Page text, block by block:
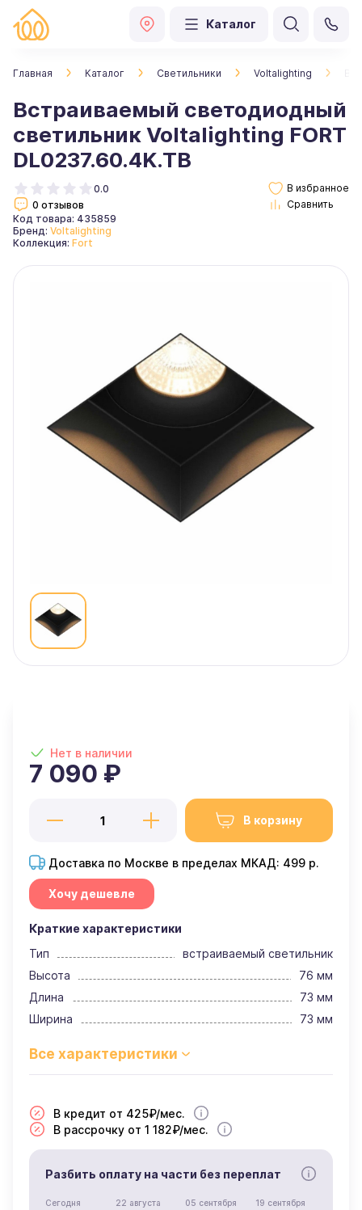
Каталог
Главная Каталог Светильники Voltalighting
Встраиваемый светодиодный
светильник Voltalighting FORT
DL0237.60.4K.TB
0.0
0 отзывов
Код товара: 435859
Бренд: Voltalighting
Коллекция: Fort
Нет в наличии
7 090 ₽
В корзину
Доставка по Москве в пределах МКАД: 499 р.
Хочу дешевле
Краткие характеристики
Тип
встраиваемый светильник
Высота
76 мм
Длина
73 мм
Ширина
73 мм
В кредит от 425₽/мес.
В рассрочку от 1 182₽/мес.
Разбить оплату на части без переплат
Сегодня 22 августа 05 сентября 19 сентября